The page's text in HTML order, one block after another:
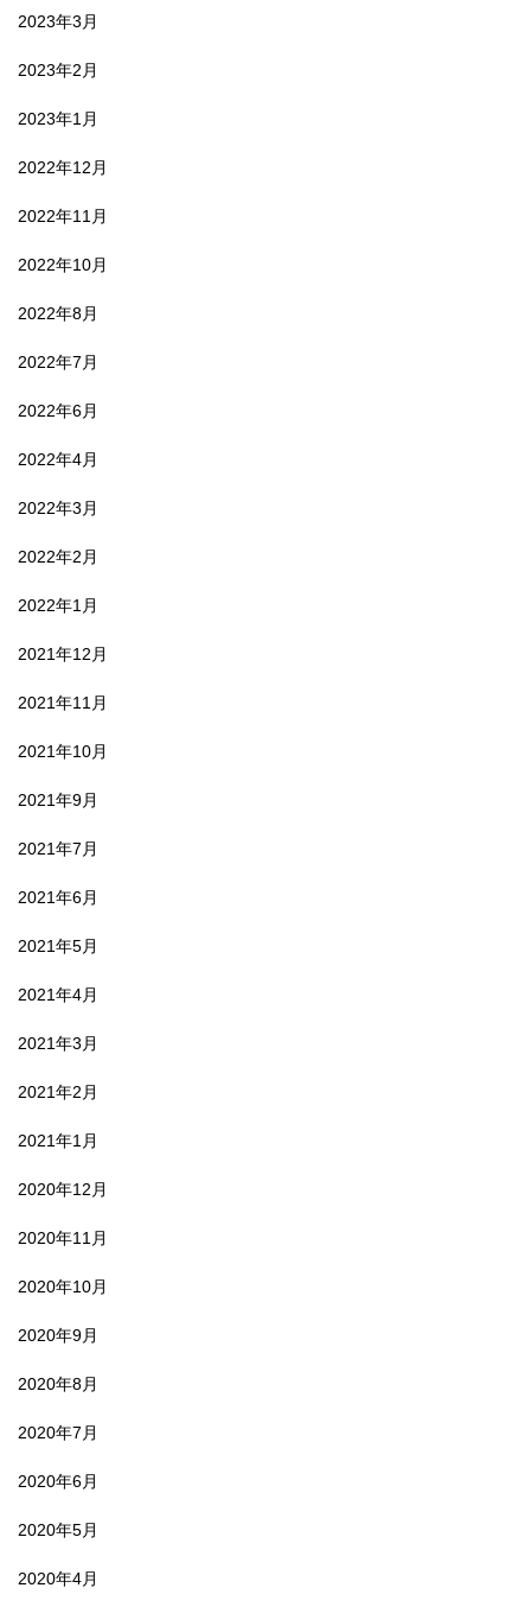
2023年3月
2023年2月
2023年1月
2022年12月
2022年11月
2022年10月
2022年8月
2022年7月
2022年6月
2022年4月
2022年3月
2022年2月
2022年1月
2021年12月
2021年11月
2021年10月
2021年9月
2021年7月
2021年6月
2021年5月
2021年4月
2021年3月
2021年2月
2021年1月
2020年12月
2020年11月
2020年10月
2020年9月
2020年8月
2020年7月
2020年6月
2020年5月
2020年4月